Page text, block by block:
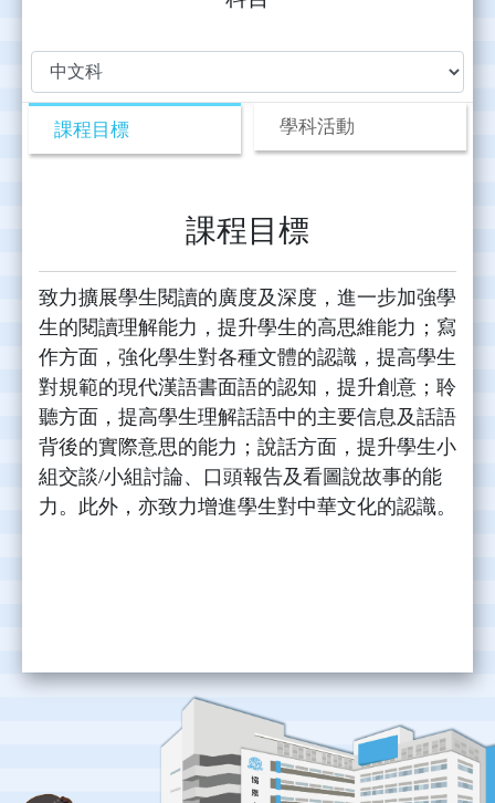
課程目標 學科活動
課程目標
致力擴展學生閱讀的廣度及深度，進一步加強學
生的閱讀理解能力，提升學生的高思維能力；寫
作方面，強化學生對各種文體的認識，提高學生
對規範的現代漢語書面語的認知，提升創意；聆
聽方面，提高學生理解話語中的主要信息及話語
背後的實際意思的能力；說話方面，提升學生小
組交談/小組討論、口頭報告及看圖說故事的能
力。此外，亦致力增進學生對中華文化的認識。